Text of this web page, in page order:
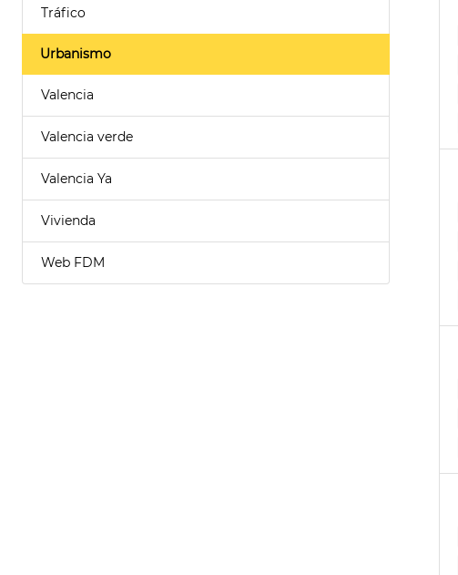
Tráfico
Urbanismo
Valencia
Valencia verde
Valencia Ya
Vivienda
Web FDM